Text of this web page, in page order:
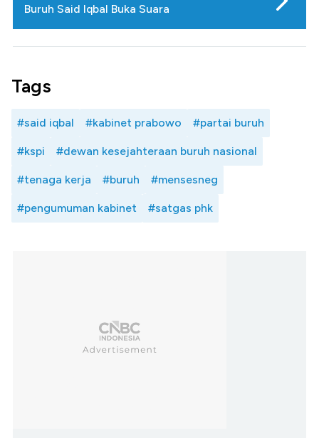
Buruh Said Iqbal Buka Suara
Tags
#said iqbal #kabinet prabowo #partai buruh
#kspi #dewan kesejahteraan buruh nasional
#tenaga kerja #buruh #mensesneg
#pengumuman kabinet #satgas phk